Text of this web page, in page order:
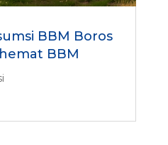
BBM Boros
BBM